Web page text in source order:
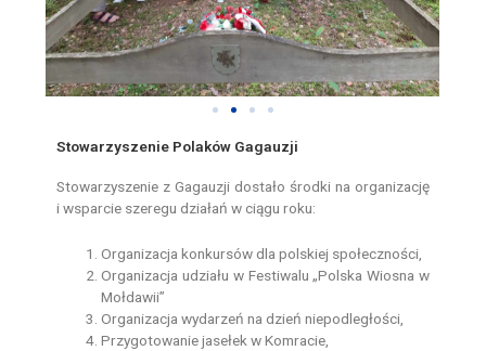
Stowarzyszenie Polaków Gagauzji
Stowarzyszenie z Gagauzji dostało środki na organizację
i wsparcie szeregu działań w ciągu roku:
Organizacja konkursów dla polskiej społeczności,
Organizacja udziału w Festiwalu „Polska Wiosna w
Mołdawii”
Organizacja wydarzeń na dzień niepodległości,
Przygotowanie jasełek w Komracie,